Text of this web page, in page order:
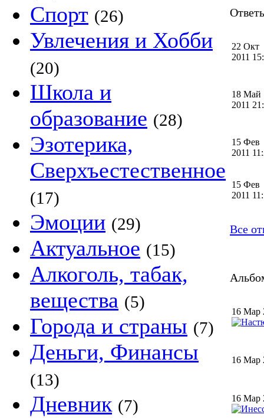
Спорт (26)
Увлечения и Хобби
(20)
Школа и
образование (28)
Эзотерика,
Сверхъестественное
(17)
Эмоции (29)
Актуальное (15)
Алкоголь, табак,
вещества (5)
Города и страны (7)
Деньги, Финансы
(13)
Дневник (7)
22 Окт
2011
18 Май
2011
15 Фев
2011
15 Фев
2011
Все
16 Мар
16 Мар
16 Мар